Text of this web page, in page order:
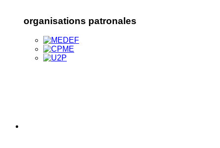
organisations patronales